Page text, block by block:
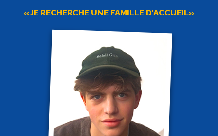
«JE RECHERCHE UNE FAMILLE D’ACCUEIL»